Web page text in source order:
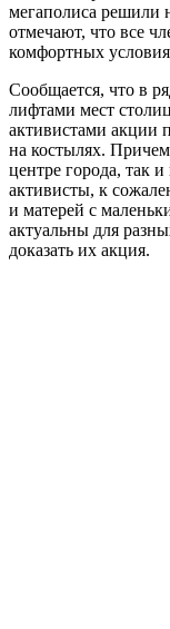
мегаполиса решили
отмечают, что все
комфортных
Сообщается, что в
лифтами мест
активистами акции
на костылях.
центре города, так
активисты, к
и матерей с
актуальны для
доказать их акция.